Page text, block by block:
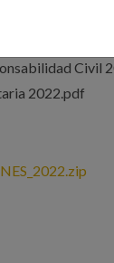
Civil
2022.pdf